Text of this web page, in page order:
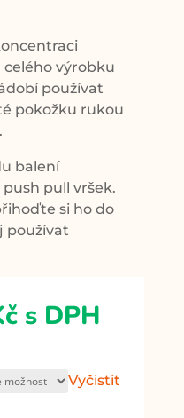
celého výrobku
používat
pokožku rukou
balení
pull vršek.
si ho do
používat
Rozpětí
cen:
až
159 Kč
s DPH
Vyčistit